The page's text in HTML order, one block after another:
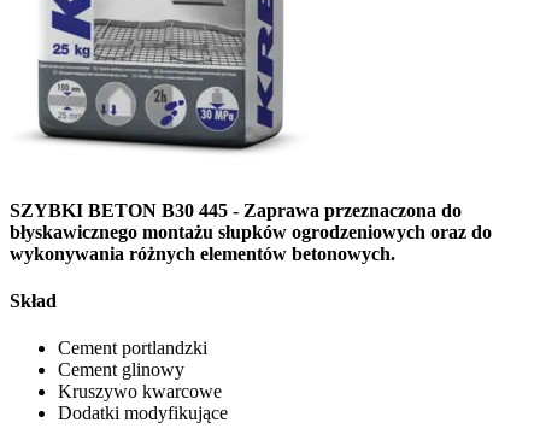
SZYBKI BETON B30 445 - Zaprawa przeznaczona do
błyskawicznego montażu słupków ogrodzeniowych oraz do
wykonywania różnych elementów betonowych.
Skład
Cement portlandzki
Cement glinowy
Kruszywo kwarcowe
Dodatki modyfikujące